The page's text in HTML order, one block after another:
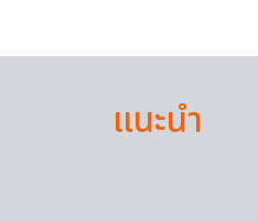
แนะนำ